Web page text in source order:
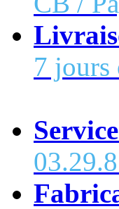
7 jours